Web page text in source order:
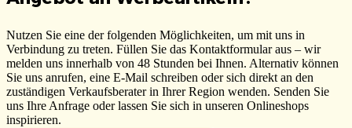
Nutzen Sie eine der folgenden Möglichkeiten, um mit uns in
Verbindung zu treten. Füllen Sie das Kontaktformular aus – wir
melden uns innerhalb von 48 Stunden bei Ihnen. Alternativ können
Sie uns anrufen, eine E-Mail schreiben oder sich direkt an den
zuständigen Verkaufsberater in Ihrer Region wenden. Senden Sie
uns Ihre Anfrage oder lassen Sie sich in unseren Onlineshops
inspirieren.